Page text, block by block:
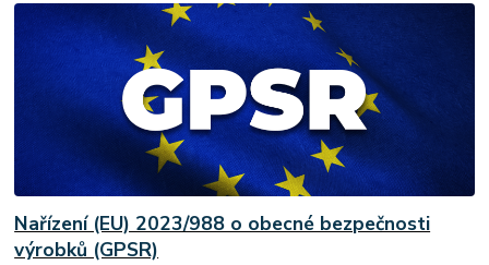
Nařízení (EU) 2023/988 o obecné bezpečnosti
výrobků (GPSR)